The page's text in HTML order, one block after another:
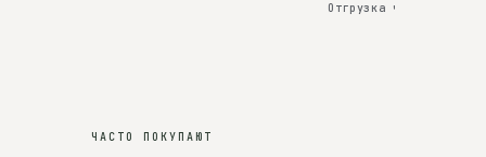
Отгрузка через 25 дней
ЧАСТО ПОКУПАЮТ